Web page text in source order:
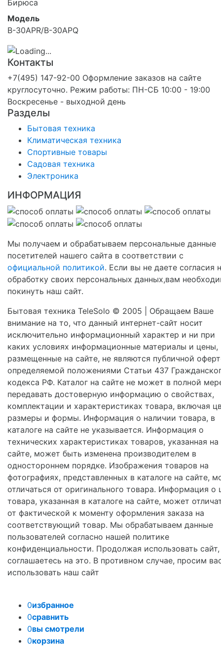
Бирюса
Модель
B-30APR/B-30APQ
Контакты
+7(495) 147-92-00 Оформление заказов на сайте
круглосуточно. Режим работы: ПН-СБ 10:00 - 19:00
Воскресенье - выходной день
Разделы
Бытовая техника
Климатическая техника
Спортивные товары
Садовая техника
Электроника
ИНФОРМАЦИЯ
Мы получаем и обрабатываем персональные данные
посетителей нашего сайта в соответствии с
официальной политикой. Если вы не даете согласия
обработку своих персональных данных,вам
покинуть наш сайт.
Бытовая техника TeleSolo © 2005 | Обращаем Ваше
внимание на то, что данный интернет-сайт носит
исключительно информационный характер и ни при
каких условиях информационные материалы и цены,
размещенные на сайте, не являются публичной
определяемой положениями Статьи 437
кодекса РФ. Каталог на сайте не может в полной
передавать достоверную информацию о свойствах,
комплектации и характеристиках товара, включая
размеры и формы. Информация о наличии товара, в
каталоге на сайте не указывается. Информация о
технических характеристиках товаров, указанная на
сайте, может быть изменена производителем в
одностороннем порядке. Изображения товаров на
фотографиях, представленных в каталоге на сайте,
отличаться от оригинального товара. Информация о
товара, указанная в каталоге на сайте, может
от фактической к моменту оформления заказа на
соответствующий товар. Мы обрабатываем данные
пользователей согласно нашей политике
конфиденциальности. Продолжая использовать
соглашаетесь на это. В противном случае, просим
использовать наш сайт
0избранное
0сравнить
0вы смотрели
0корзина